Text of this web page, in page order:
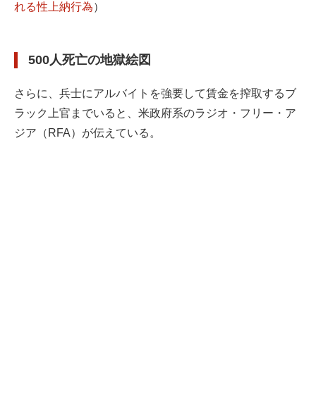
れる性上納行為）
500人死亡の地獄絵図
さらに、兵士にアルバイトを強要して賃金を搾取するブ
ラック上官までいると、米政府系のラジオ・フリー・ア
ジア（RFA）が伝えている。